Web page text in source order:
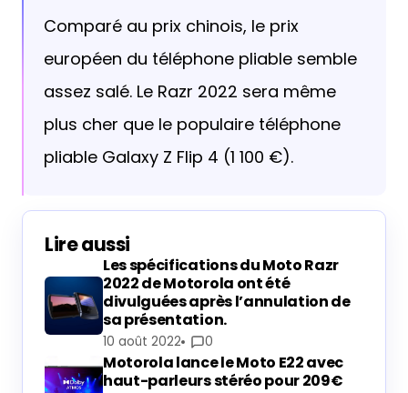
Comparé au prix chinois, le prix
européen du téléphone pliable semble
assez salé. Le Razr 2022 sera même
plus cher que le populaire téléphone
pliable Galaxy Z Flip 4 (1 100 €).
Lire aussi
Les spécifications du Moto Razr
2022 de Motorola ont été
divulguées après l’annulation de
sa présentation.
10 août 2022 0
Motorola lance le Moto E22 avec
haut-parleurs stéréo pour 209€